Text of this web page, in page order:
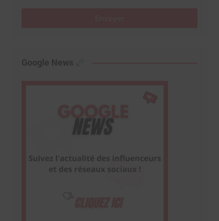
Google News